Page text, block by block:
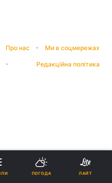
Про нас Ми в соцмережах
Редакційна політика
ПОГОДА ЛАЙТ